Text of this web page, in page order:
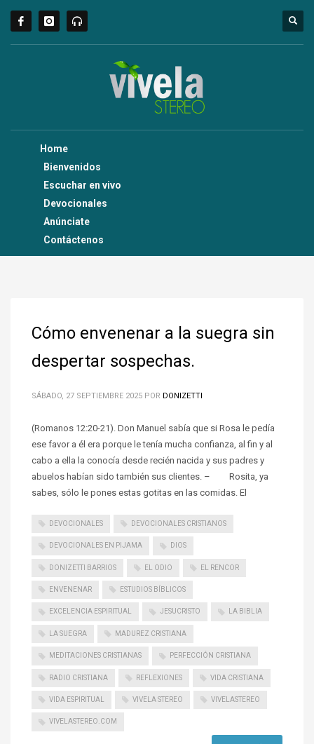
Home
Bienvenidos
Escuchar en vivo
Devocionales
Anúnciate
Contáctenos
Cómo envenenar a la suegra sin
despertar sospechas.
SÁBADO, 27 SEPTIEMBRE 2025 POR DONIZETTI
(Romanos 12:20-21). Don Manuel sabía que si Rosa le pedía
ese favor a él era porque le tenía mucha confianza, al fin y al
cabo a ella la conocía desde recién nacida y sus padres y
abuelos habían sido también sus clientes. – Rosita, ya
sabes, sólo le pones estas gotitas en las comidas. El
DEVOCIONALES DEVOCIONALES CRISTIANOS
DEVOCIONALES EN PIJAMA DIOS
DONIZETTI BARRIOS EL ODIO EL RENCOR
ENVENENAR ESTUDIOS BÍBLICOS
EXCELENCIA ESPIRITUAL JESUCRISTO LA BIBLIA
LA SUEGRA MADUREZ CRISTIANA
MEDITACIONES CRISTIANAS PERFECCIÓN CRISTIANA
RADIO CRISTIANA REFLEXIONES VIDA CRISTIANA
VIDA ESPIRITUAL VIVELA STEREO VIVELASTEREO
VIVELASTEREO.COM